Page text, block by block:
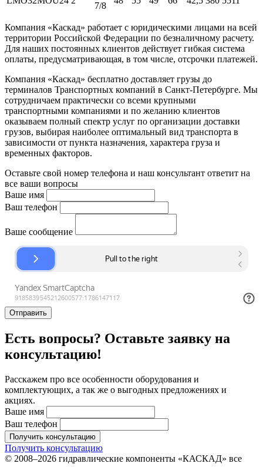
7/8
Компания «Каскад» работает с юридическими лицами на всей
территории Российской Федерации по безналичному расчету.
Для наших постоянных клиентов действует гибкая система
оплаты, предусматривающая, в том числе, отсрочки платежей.
Компания «Каскад» бесплатно доставляет грузы до
терминалов Транспортных компаний в Санкт-Петербурге. Мы
сотрудничаем практически со всеми крупными
транспортными компаниями и по желанию клиентов
оказываем полный спектр услуг по организации доставки
грузов, выбирая наиболее оптимальный вид транспорта в
зависимости от пункта назначения, характера груза и
временных факторов.
Оставьте свой номер телефона и наш консультант ответит на
все ваши вопросы
Ваше имя
Ваш телефон
Ваше сообщение
Отправить
Есть вопросы? Оставьте заявку на
консультацию!
Расскажем про все особенности оборудования и
комплектующих, а так же о выгодных предложениях и
акциях.
Ваше имя
Ваш телефон
Получить консультацию
Получить консультацию
© 2008–2026 гидравлические компоненты «КАСКАД» все